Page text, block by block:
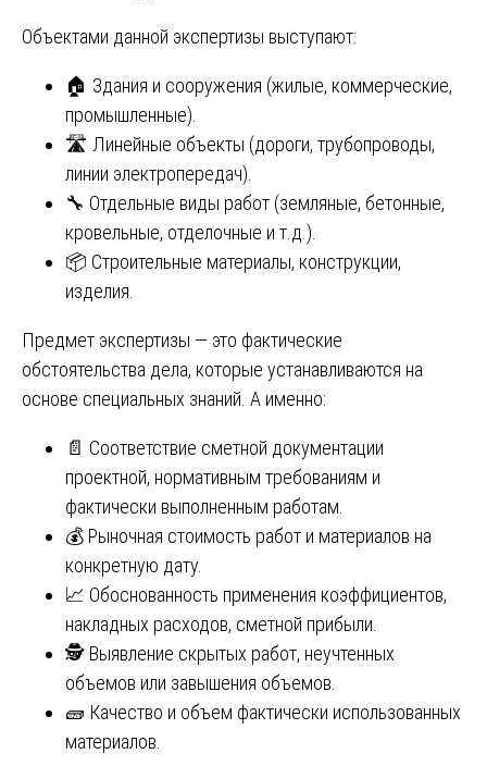
Объектами данной экспертизы выступают:
🏠 Здания и сооружения (жилые, коммерческие,
промышленные).
🛣️ Линейные объекты (дороги, трубопроводы,
линии электропередач).
🔧 Отдельные виды работ (земляные, бетонные,
кровельные, отделочные и т.д.).
📦 Строительные материалы, конструкции,
изделия.
Предмет экспертизы — это фактические
обстоятельства дела, которые устанавливаются на
основе специальных знаний. А именно:
📄 Соответствие сметной документации
проектной, нормативным требованиям и
фактически выполненным работам.
💰 Рыночная стоимость работ и материалов на
конкретную дату.
📈 Обоснованность применения коэффициентов,
накладных расходов, сметной прибыли.
🕵️ Выявление скрытых работ, неучтенных
объемов или завышения объемов.
🧱 Качество и объем фактически использованных
материалов.